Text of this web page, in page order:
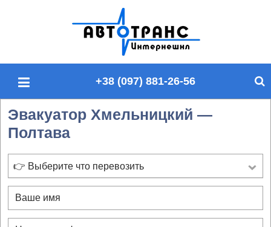
п
т
+38 (097) 881-26-56
Эвакуатор Хмельницкий —
Полтава
👉 Выберите что перевозить